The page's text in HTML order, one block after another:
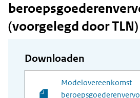
(voorgelegd door
Downloaden
Modelovereenkomst